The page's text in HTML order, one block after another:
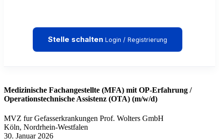
Stelle schalten Login / Registrierung
Medizinische Fachangestellte (MFA) mit OP-Erfahrung /
Operationstechnische Assistenz (OTA) (m/w/d)
MVZ fur Gefasserkrankungen Prof. Wolters GmbH
Köln, Nordrhein-Westfalen
30. Januar 2026